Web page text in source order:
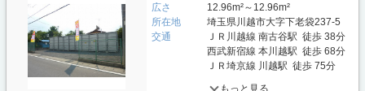
広さ
12.96m²～12.96m²
所在地
埼玉県川越市大字下老袋237-5
交通
ＪＲ川越線 南古谷駅 徒歩 38分
西武新宿線 本川越駅 徒歩 68分
ＪＲ埼京線 川越駅 徒歩 75分
もっと見る